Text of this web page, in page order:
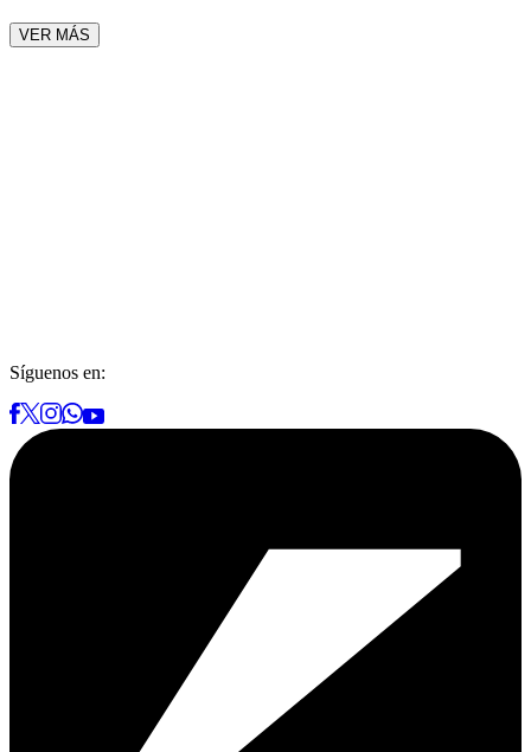
VER MÁS
Síguenos en: